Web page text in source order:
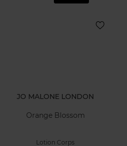
JO MALONE LONDON
Orange Blossom
Lotion Corps